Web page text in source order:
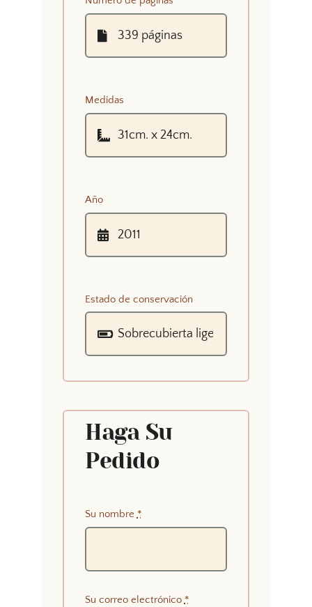
Medidas
Año
Estado de conservación
Haga Su
Pedido
Su nombre *
Su correo electrónico *